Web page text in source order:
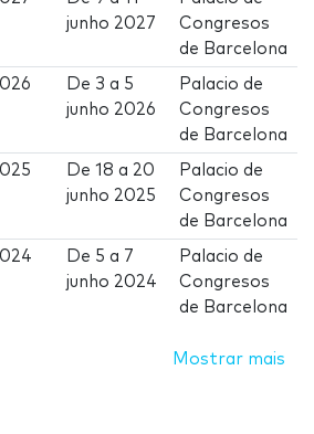
junho 2027
Congresos
de Barcelona
De 3 a 5
junho 2026
Palacio de
Congresos
de Barcelona
De18 a 20
junho 2025
Palacio de
Congresos
de Barcelona
De 5 a 7
junho 2024
Palacio de
Congresos
de Barcelona
Mostrar mais